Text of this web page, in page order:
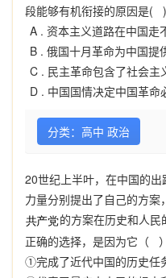
段能够有机衔接的原因是( )
A . 资本主义道路在中国走
B . 俄国十月革命为中国提
C . 民主革命包含了社会主
D . 中国国情决定中国革命
分类：高中 政治
20世纪上半叶，在中国的
力量分别提出了自己的方
的方案在历史和人
正确的选择，是因为它（ ）
①完成了近代中国的历